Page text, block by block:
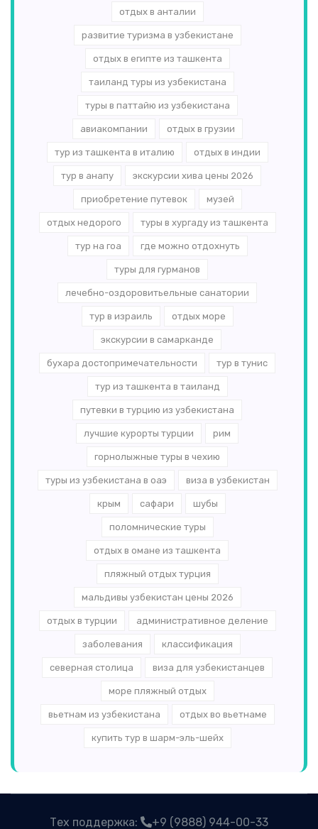
отдых в анталии
развитие туризма в узбекистане
отдых в египте из ташкента
таиланд туры из узбекистана
туры в паттайю из узбекистана
авиакомпании отдых в грузии
тур из ташкента в италию отдых в индии
тур в анапу экскурсии хива цены 2026
приобретение путевок музей
отдых недорого туры в хургаду из ташкента
тур на гоа где можно отдохнуть
туры для гурманов
лечебно-оздоровитьельные санатории
тур в израиль отдых море
экскурсии в самарканде
бухара достопримечательности тур в тунис
тур из ташкента в таиланд
путевки в турцию из узбекистана
лучшие курорты турции рим
горнолыжные туры в чехию
туры из узбекистана в оаэ виза в узбекистан
крым сафари шубы
поломнические туры
отдых в омане из ташкента
пляжный отдых турция
мальдивы узбекистан цены 2026
отдых в турции административное деление
заболевания классификация
северная столица виза для узбекистанцев
море пляжный отдых
вьетнам из узбекистана отдых во вьетнаме
купить тур в шарм-эль-шейх
Тех поддержка: +9 (9888) 944-00-33